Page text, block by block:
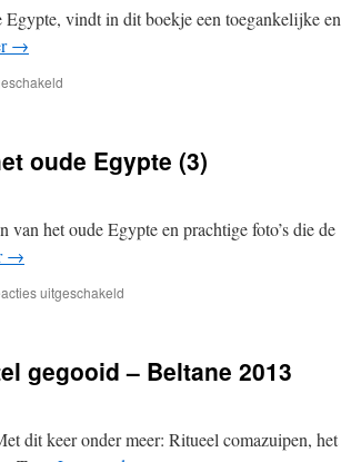
Ancient
Egyptian
vindt in dit boekje een toegankelijke en
→
in
evenwicht
oude Egypte (3)
van het oude Egypte en prachtige foto’s die de
→
uitgeschakeld
essays
Egypte
gegooid – Beltane 2013
dit keer onder meer: Ritueel comazuipen, het